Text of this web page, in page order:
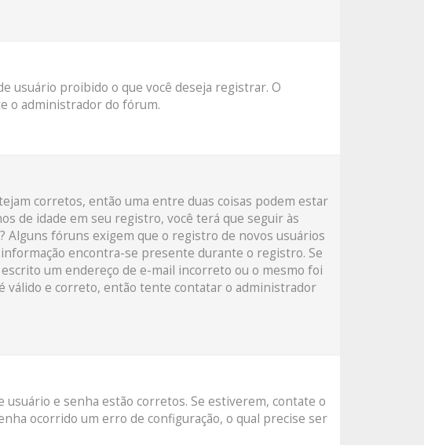
usuário proibido o que você deseja registrar. O
o administrador do fórum.
corretos, então uma entre duas coisas podem estar
de idade em seu registro, você terá que seguir às
Alguns fóruns exigem que o registro de novos usuários
encontra-se presente durante o registro. Se
um endereço de e-mail incorreto ou o mesmo foi
válido e correto, então tente contatar o administrador
e senha estão corretos. Se estiverem, contate o
ocorrido um erro de configuração, o qual precise ser